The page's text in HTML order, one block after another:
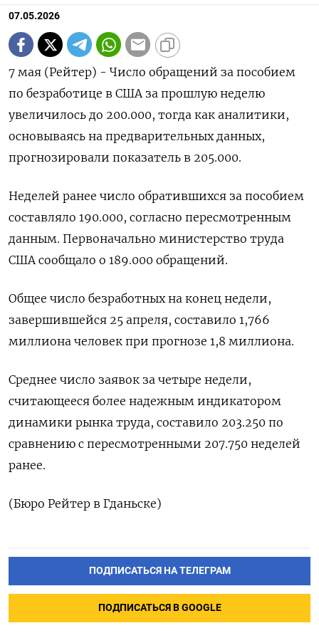
07.05.2026
7 мая (Рейтер) - Число обращений за пособием
по безработице ‌в США за прошлую неделю
увеличилось до ​200.000, тогда ​как аналитики, ​
основываясь на ⁠предварительных ‌данных,
прогнозировали показатель ‌в 205.000.
Неделей ранее число обратившихся ​за пособием
‌составляло 190.000, согласно пересмотренным ​
данным. Первоначально министерство труда
‌США сообщало о 189.000 обращений.
Общее число ​безработных ​на ‌конец недели,
завершившейся 25 апреля, ​составило 1,766
миллиона человек при прогнозе 1,8 миллиона.
Среднее число заявок за четыре недели,
считающееся ​более надежным ⁠индикатором
динамики рынка труда, ‌составило 203.250 по
сравнению ‌с пересмотренными 207.750 ​неделей
ранее.
(Бюро Рейтер ‌в Гданьске)
ПОДПИСАТЬСЯ НА ТЕЛЕГРАМ
ПОДПИСАТЬСЯ В GOOGLE